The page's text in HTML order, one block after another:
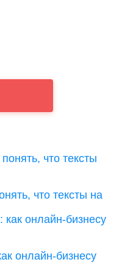
что тексты на
онлайн-бизнесу